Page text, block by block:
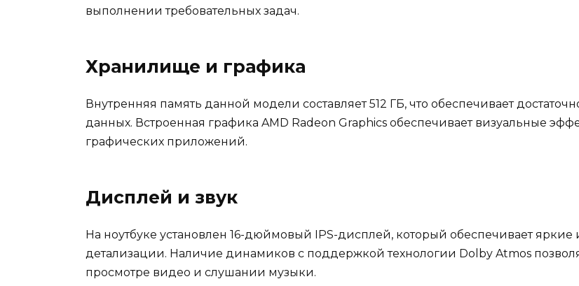
выполнении требовательных задач.
Хранилище и графика
Внутренняя память данной модели составляет 512 ГБ, что обеспечивает
данных. Встроенная графика AMD Radeon Graphics обеспечивает визуальные
графических приложений.
Дисплей и звук
На ноутбуке установлен 16-дюймовый IPS-дисплей, который обеспечивает
детализации. Наличие динамиков с поддержкой технологии Dolby Atmos
просмотре видео и слушании музыки.